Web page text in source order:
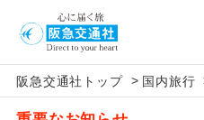
阪急交通社トップ > 国内旅行
【国内旅客施設使用料に
旅行代金に国内旅客施
アイコン